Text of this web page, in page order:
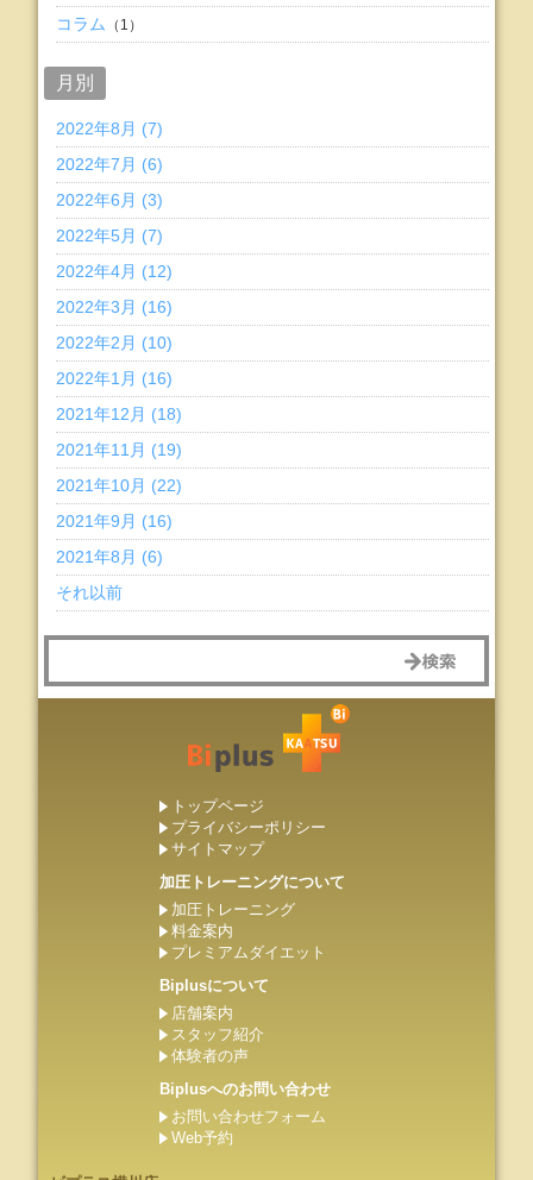
コラム （1）
月別
2022年8月 (7)
2022年7月 (6)
2022年6月 (3)
2022年5月 (7)
2022年4月 (12)
2022年3月 (16)
2022年2月 (10)
2022年1月 (16)
2021年12月 (18)
2021年11月 (19)
2021年10月 (22)
2021年9月 (16)
2021年8月 (6)
それ以前
トップページ
プライバシーポリシー
サイトマップ
加圧トレーニングについて
加圧トレーニング
料金案内
プレミアムダイエット
Biplusについて
店舗案内
スタッフ紹介
体験者の声
Biplusへのお問い合わせ
お問い合わせフォーム
Web予約